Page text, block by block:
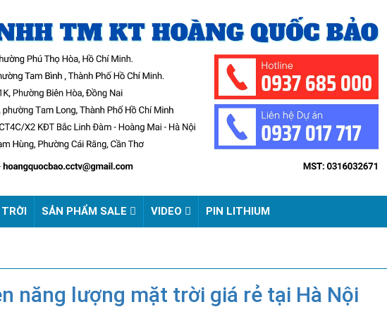
SẢN PHẨM SALE VIDEO PIN LITHIUM
năng lượng mặt trời giá rẻ tại Hà Nội